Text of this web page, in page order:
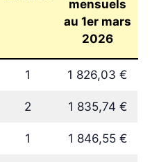
mensuels
au 1er mars
2026
1 1 826,03 €
2 1 835,74 €
1 1 846,55 €